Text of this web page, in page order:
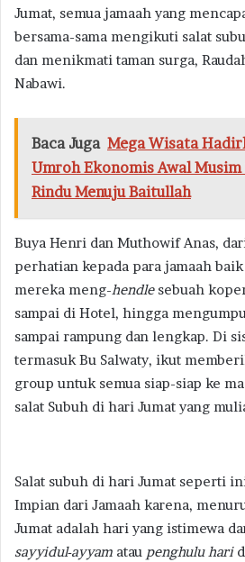
Jumat, semua jamaah yang
bersama-sama mengikuti salat
dan menikmati taman surga,
Nabawi.
Baca Juga Mega Wisata
Umroh Ekonomis Awal Musim
Rindu Menuju Baitullah
Buya Henri dan Muthowif Anas,
perhatian kepada para jamaah
mereka meng-hendlesebuah
sampai di Hotel, hingga
sampai rampung dan lengkap. Di
termasuk Bu Salwaty, ikut
group untuk semua siap-siap ke
salat Subuh di hari Jumat yang
Salat subuh di hari Jumat seperti
Impian dari Jamaah karena,
Jumat adalah hari yang istimewa
sayyidul-ayyam atau penghulu hari